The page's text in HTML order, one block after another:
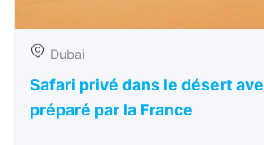
Dubai
Safari privé dans le désert
préparé par la France